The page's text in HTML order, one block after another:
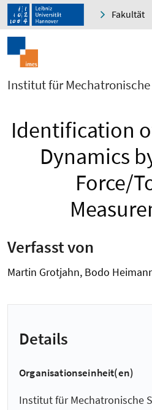
Fakultät
Institut für
Identification
Dynamics
Force/
Verfasst von
Martin Grotjahn, Bodo
Details
Organisationseinheit(en)
Institut für Mechatronische